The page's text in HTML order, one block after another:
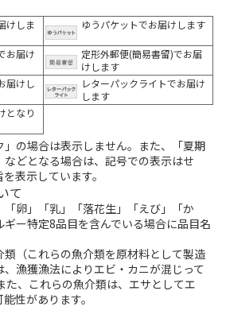
けしま
ゆうパケットでお届けします
お届け
定形外郵便(簡易書留)でお届
けします
届けし
レターパックライトでお届け
します
となり
の場合は表示しません。また、「夏期
どとなる場合は、記号での表示はせ
表示しています。
て
卵」「乳」「落花生」「えび」「か
ー特定8品目を含んでいる場合に品目名
（これらの魚介類を原材料として製造
漁獲漁法によりエビ・カニが混じって
た、これらの魚介類は、エサとしてエ
性があります。